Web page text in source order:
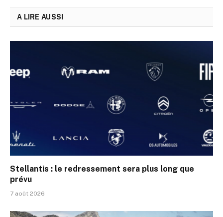
A LIRE AUSSI
Stellantis : le redressement sera plus long que
prévu
7 août 2026